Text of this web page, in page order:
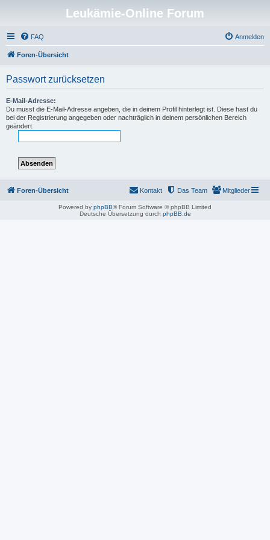
Leukämie-Online Forum
FAQ Anmelden
Foren-Übersicht
Passwort zurücksetzen
E-Mail-Adresse:
Du musst die E-Mail-Adresse angeben, die in deinem Profil hinterlegt ist. Diese hast du
bei der Registrierung angegeben oder nachträglich in deinem persönlichen Bereich
geändert.
Foren-Übersicht Mitglieder
Das Team
Kontakt
Powered by phpBB® Forum Software © phpBB Limited
Deutsche Übersetzung durch phpBB.de